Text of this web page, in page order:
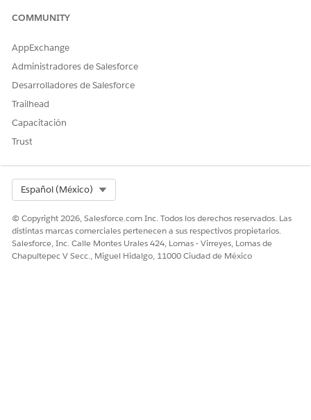
¡Háganos saber cómo podemos mejorar!
Sí
COMMUNITY
AppExchange
Administradores de Salesforce
Desarrolladores de Salesforce
Trailhead
Capacitación
Trust
Español (México)
© Copyright 2026, Salesforce.com Inc. Todos los derechos reservados. Las
distintas marcas comerciales pertenecen a sus respectivos propietarios.
Salesforce, Inc. Calle Montes Urales 424, Lomas - Virreyes, Lomas de
Chapultepec V Secc., Miguel Hidalgo, 11000 Ciudad de México